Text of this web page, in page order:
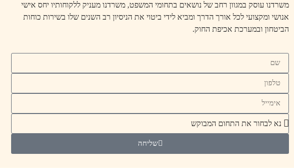
משרדנו עוסק במגוון רחב של נושאים בתחומי המשפט, משרדנו מעניק ללקוחותיו יחס אישי
אנושי ומקצועי לכל אורך הדרך ומביא לידי ביטוי את הניסיון רב השנים שלו בשירות כוחות
הביטחון ובמערכת אכיפת החוק.
שליחה